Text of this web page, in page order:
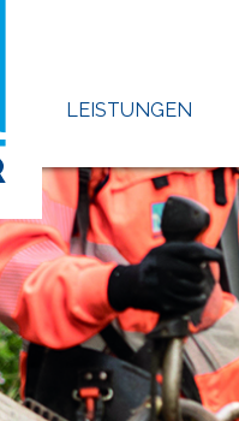
LEISTUNGEN